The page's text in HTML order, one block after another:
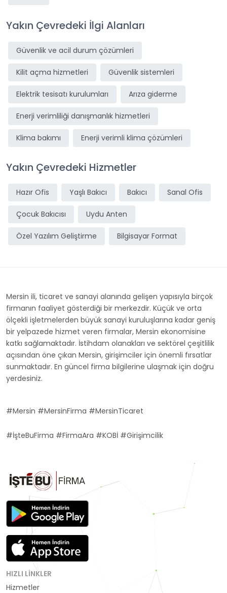
Yakın Çevredeki İlgi Alanları
Güvenlik ve acil durum çözümleri
Kilit açma hizmetleri Güvenlik sistemleri
Elektrik tesisatı kurulumları Arıza giderme
Enerji verimliliği danışmanlık hizmetleri
Klima bakımı Enerji verimli klima çözümleri
Yakın Çevredeki Hizmetler
Hazır Ofis Yaşlı Bakıcı Bakıcı Sanal Ofis
Çocuk Bakıcısı Uydu Anten
Özel Yazılım Geliştirme Bilgisayar Format
Mersin ili, ticaret ve sanayi alanında gelişen yapısıyla birçok
firmanın faaliyet gösterdiği bir merkezdir. Küçük ve orta
ölçekli işletmelerden büyük sanayi kuruluşlarına kadar geniş
bir yelpazede hizmet veren firmalar, Mersin ekonomisine
katkı sağlamaktadır. İstihdam olanakları ve sektörel çeşitlilik
açısından öne çıkan Mersin, girişimciler için önemli fırsatlar
sunmaktadır. En güncel firma bilgilerine ulaşmak için doğru
yerdesiniz.
#Mersin #MersinFirma #MersinTicaret
#İşteBuFirma #FirmaAra #KOBİ #Girişimcilik
HIZLI LINKLER
Hizmetler